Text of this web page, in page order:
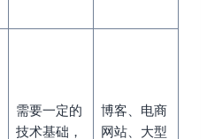
需要一定的
技术基础，
博客、电商
网站、大型